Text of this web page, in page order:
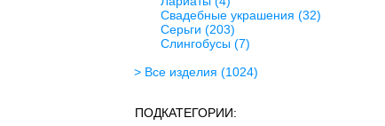
Свадебные украшения (32)
Серьги (203)
Слингобусы(7)
> Все изделия (1024)
ПОДКАТЕГОРИИ: